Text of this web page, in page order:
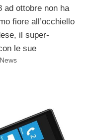
ad ottobre non ha
fiore all’occhiello
il super-
le sue